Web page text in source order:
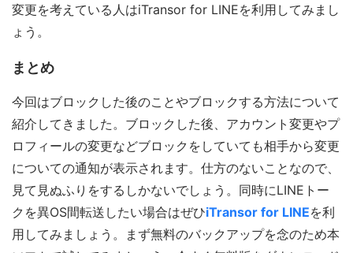
変更を考えている人はiTransor for LINEを利用してみまし
ょう。
まとめ
今回はブロックした後のことやブロックする方法について
紹介してきました。ブロックした後、アカウント変更やプ
ロフィールの変更などブロックをしていても相手から変更
についての通知が表示されます。仕方のないことなので、
見て見ぬふりをするしかないでしょう。同時にLINEトー
クを異OS間転送したい場合はぜひiTransor for LINEを利
用してみましょう。まず無料のバックアップを念のため本